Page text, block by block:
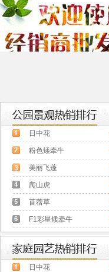
日中花
粉色矮牵牛
美丽飞蓬
爬山虎
苜蓿草
F1彩星矮牵牛
日中花